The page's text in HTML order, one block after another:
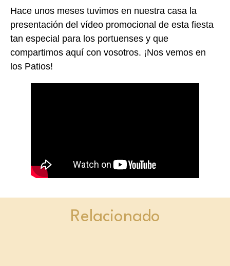
Hace unos meses tuvimos en nuestra casa la
presentación del vídeo promocional de esta fiesta
tan especial para los portuenses y que
compartimos aquí con vosotros. ¡Nos vemos en
los Patios!
Relacionado